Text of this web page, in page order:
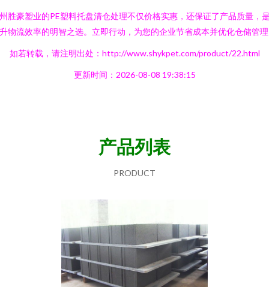
胜豪塑业的PE塑料托盘清仓处理不仅价格实惠，还保证了产品质量，
物流效率的明智之选。立即行动，为您的企业节省成本并优化仓储管
如若转载，请注明出处：http://www.shykpet.com/product/22.html
更新时间：2026-08-08 19:38:15
产品列表
PRODUCT